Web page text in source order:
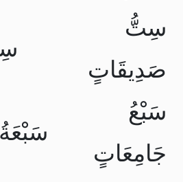
سِتُّ
صَدِيقَاتٍ
سَبْعُ
جَامِعَاتٍ